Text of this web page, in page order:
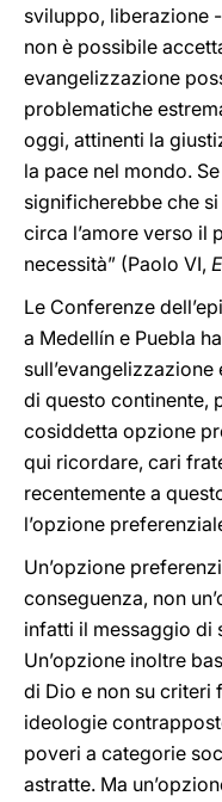
sviluppo, liberazione
non è possibile
evangelizzazione
problematiche
oggi, attinenti la
la pace nel mondo.
significherebbe che
circa l’amore verso il
necessità” (Paolo VI,
Le Conferenze
a Medellín e Puebla
di questo continente,
cosiddetta opzione
qui ricordare, cari
recentemente a
l’opzione
Un’opzione
conseguenza, non
infatti il messaggio di
Un’opzione inoltre
di Dio e non su criteri
ideologie
poveri a categorie
astratte. Ma